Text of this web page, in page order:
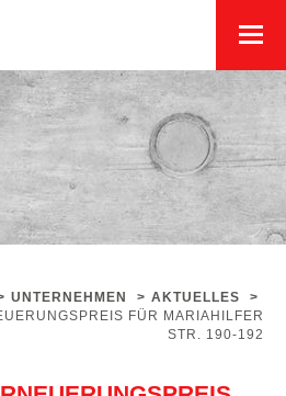
UNTERNEHMEN > AKTUELLES
>
FÜR MARIAHILFER
STR. 190-192